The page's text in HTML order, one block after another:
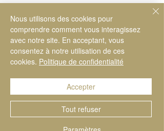
★★★★★
★★★★★
Nous utilisons des cookies pour
comprendre comment vous interagissez
avec notre site. En acceptant, vous
consentez à notre utilisation de ces
cookies. Politique de confidentialité
Tout refuser
Accepter